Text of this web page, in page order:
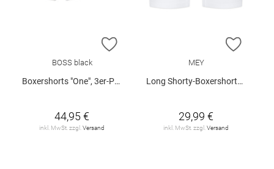
ZUR WUNSCHLISTE HINZUFÜGEN
BOSS black
Boxershorts "One", 3er-Pack
44,95 €
inkl. MwSt. zzgl.Versand
ZUR
MEY
Long Shorty-Boxershorts "Business Class"
29,99 €
inkl. MwSt. zzgl.Versand